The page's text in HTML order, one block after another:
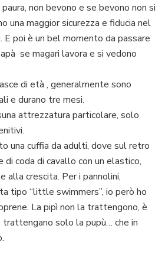
non bevono e se bevono non si
una maggior sicurezza e fiducia nel
poi è un bel momento da passare
se magari lavora e si vedono
di età , generalmente sono
e durano tre mesi.
attrezzatura particolare, solo
una cuffia da adulti, dove sul retro
coda di cavallo con un elastico,
alla crescita. Per i pannolini,
tipo “little swimmers”, io però ho
La pipì non la trattengono, è
trattengano solo la pupù… che in